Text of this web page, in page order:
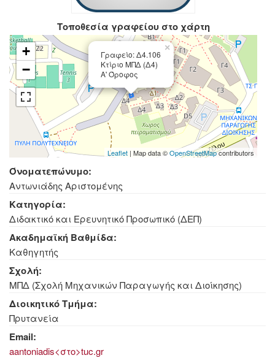
Τοποθεσία γραφείου στο χάρτη
Γραφείο: Δ4.106
Κτίριο ΜΠΔ (Δ4)
Α' Όροφος
×
+
−
Leaflet | Map data ©OpenStreetMapcontributors
Όνοματεπώνυμο:
Αντωνιάδης Αριστομένης
Κατηγορία:
Διδακτικό και Ερευνητικό Προσωπικό (ΔΕΠ)
Ακαδημαϊκή Βαθμίδα:
Καθηγητής
Σχολή:
ΜΠΔ (Σχολή Μηχανικών Παραγωγής και Διοίκησης)
Διοικητικό Τμήμα:
Πρυτανεία
Email:
aantoniadis<στο>tuc.gr